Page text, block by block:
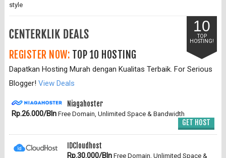
10
TOP
HOSTING!
REGISTER NOW: TOP 10 HOSTING
Dapatkan Hosting Murah dengan Kualitas Terbaik. For Serious
Blogger! View Deals
Niagahoster
Rp.26.000/BlnFree Domain, Unlimited Space & Bandwidth
GET HOST
IDCloudhost
Rp.30.000/BlnFree Domain, Unlimited Space &